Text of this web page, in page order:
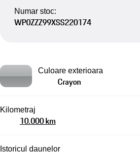
Numar stoc:
WP0ZZZ99XSS220174
Culoare exterioara
Crayon
Kilometraj
10.000 km
Istoricul daunelor